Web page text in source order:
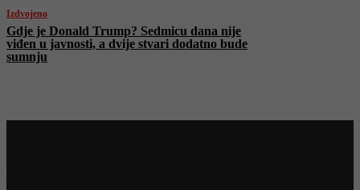
Izdvojeno
Gdje je Donald Trump? Sedmicu dana nije
viđen u javnosti, a dvije stvari dodatno bude
sumnju